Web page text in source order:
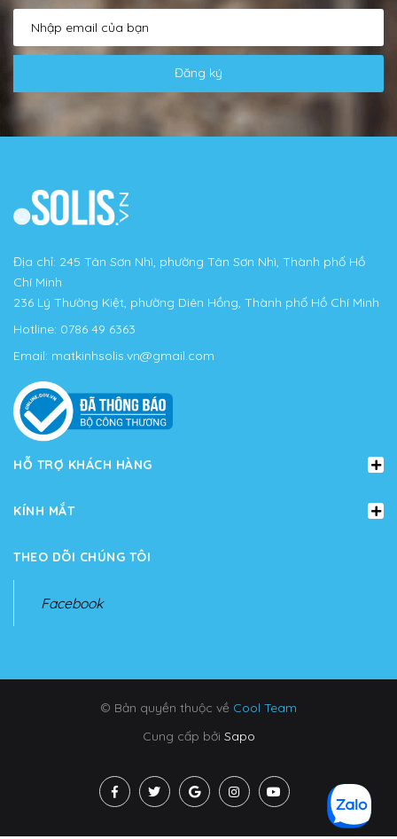
Đăng ký
Địa chỉ: 245 Tân Sơn Nhì, phường Tân Sơn Nhì, Thành phố Hồ
Chí Minh
236 Lý Thường Kiệt, phường Diên Hồng, Thành phố Hồ Chí Minh
Hotline: 0786 49 6363
Email: matkinhsolis.vn@gmail.com
HỖ TRỢ KHÁCH HÀNG
KÍNH MẮT
THEO DÕI CHÚNG TÔI
Facebook
© Bản quyền thuộc về Cool Team
Cung cấp bởi Sapo